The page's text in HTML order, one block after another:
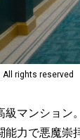
rights reserved
マンション
能力で悪魔崇